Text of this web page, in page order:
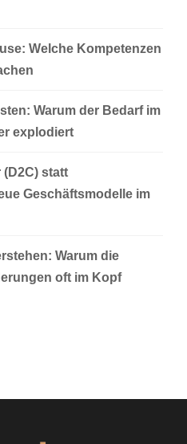
Welche Kompetenzen
Warum der Bedarf im
explodiert
statt
Geschäftsmodelle im
Warum die
oft im Kopf